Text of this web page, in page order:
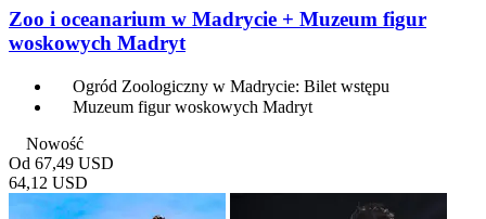
Zoo i oceanarium w Madrycie + Muzeum figur
woskowych Madryt
Ogród Zoologiczny w Madrycie: Bilet wstępu
Muzeum figur woskowych Madryt
Nowość
Od 67,49 USD
64,12 USD